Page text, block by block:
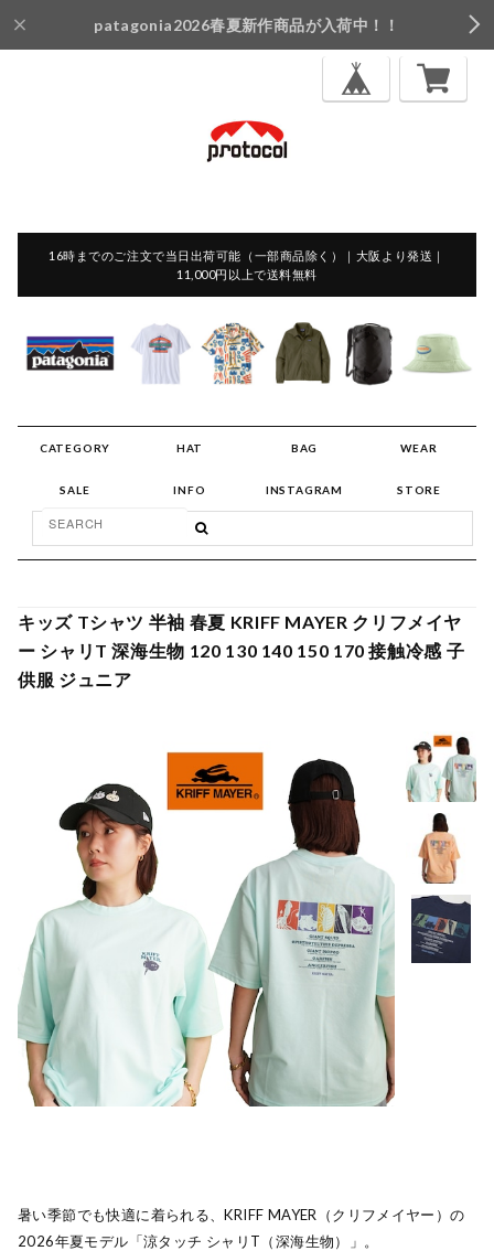
patagonia2026春夏新作商品が入荷中！！
16時までのご注文で当日出荷可能（一部商品除く）｜大阪より発送｜
11,000円以上で送料無料
CATEGORY HAT BAG WEAR
SALE INFO INSTAGRAM STORE
キッズ Tシャツ 半袖 春夏 KRIFF MAYER クリフメイヤ
ー シャリT 深海生物 120 130 140 150 170 接触冷感 子
供服 ジュニア
暑い季節でも快適に着られる、KRIFF MAYER（クリフメイヤー）の
2026年夏モデル「涼タッチ シャリT（深海生物）」。